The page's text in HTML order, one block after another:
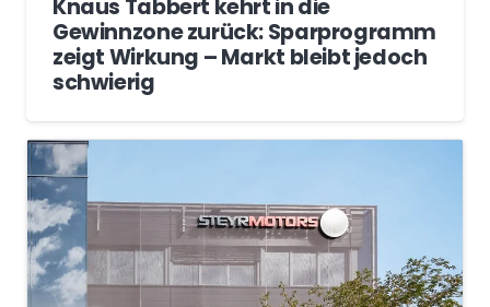
Knaus Tabbert kehrt in die
Gewinnzone zurück: Sparprogramm
zeigt Wirkung – Markt bleibt jedoch
schwierig